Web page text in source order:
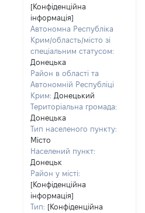
[Конфіденційна
інформація]
Автономна Республіка
Крим/область/місто зі
спеціальним статусом:
Донецька
Район в області та
Автономній Республіці
Крим: Донецький
Територіальна громада:
Донецька
Тип населеного пункту:
Місто
Населений пункт:
Донецьк
Район у місті:
[Конфіденційна
інформація]
Тип: [Конфіденційна